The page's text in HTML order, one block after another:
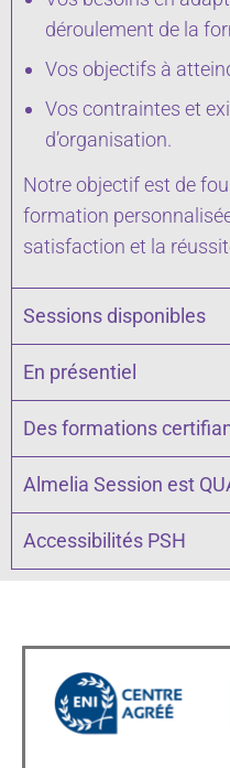
déroulement de la
Vos objectifs à
Vos contraintes et
d’organisation.
Notre objectif est de
formation
satisfaction et la
Sessions disponibles
En présentiel
Des formations
Almelia Session est
Accessibilités PSH